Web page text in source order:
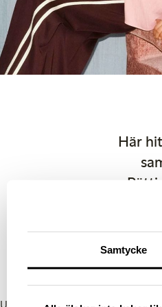
Samtycke
Här